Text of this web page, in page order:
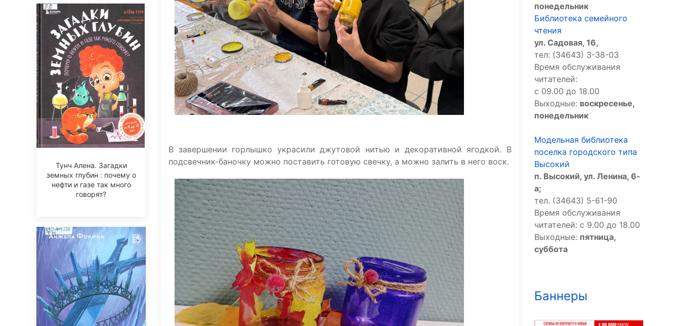
Тунч Алена. Загадки
земных глубин : почему о
нефти и газе так много
говорят?
В завершении горлышко украсили джутовой нитью и декоративной ягодкой. В
подсвечник-баночку можно поставить готовую свечку, а можно залить в него воск.
понедельник
Библиотека семейного
чтения
ул. Садовая, 16,
тел: (34643) 3-38-03
Время обслуживания
читателей:
с 09.00 до 18.00
Выходные: воскресенье,
понедельник
Модельная библиотека
поселка городского типа
Высокий
п. Высокий, ул. Ленина, 6-
а;
тел. (34643) 5-61-90
Время обслуживания
читателей: с 9.00 до 18.00
Выходные: пятница,
суббота
Баннеры